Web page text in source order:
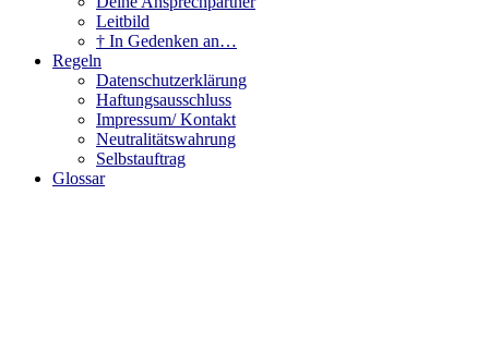
Leitbild
† In Gedenken an…
Regeln
Datenschutzerklärung
Haftungsausschluss
Impressum/ Kontakt
Neutralitätswahrung
Selbstauftrag
Glossar